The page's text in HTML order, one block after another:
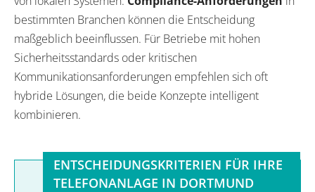
bestimmten Branchen können die Entscheidung
maßgeblich beeinflussen. Für Betriebe mit hohen
Sicherheitsstandards oder kritischen
Kommunikationsanforderungen empfehlen sich oft
hybride Lösungen, die beide Konzepte intelligent
kombinieren.
ENTSCHEIDUNGSKRITERIEN FÜR IHRE
TELEFONANLAGE IN DORTMUND